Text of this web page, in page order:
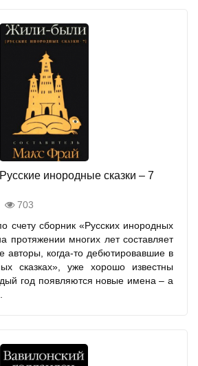
инородные сказки – 7
703
счету сборник «Русских инородных
протяжении многих лет составляет
авторы, когда-то дебютировавшие в
сказках», уже хорошо известны
год появляются новые имена – а